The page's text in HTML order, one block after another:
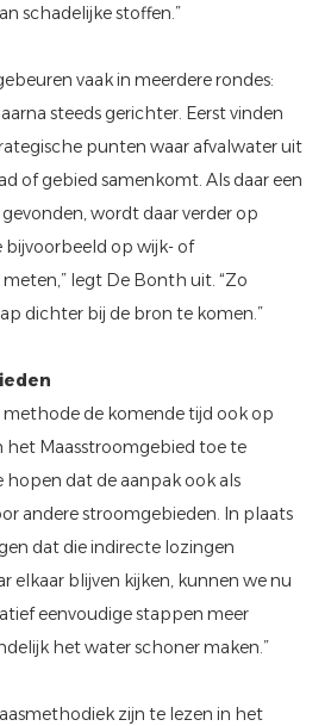
schadelijke stoffen.”
vaak in meerdere rondes:
steeds gerichter. Eerst vinden
punten waar afvalwater uit
of gebied samenkomt. Als daar een
wordt daar verder op
bijvoorbeeld op wijk- of
legt De Bonth uit. “Zo
dichter bij de bron te komen.”
methode de komende tijd ook op
het Maasstroomgebied toe te
hopen dat de aanpak ook als
andere stroomgebieden. In plaats
dat die indirecte lozingen
elkaar blijven kijken, kunnen we nu
eenvoudige stappen meer
het water schoner maken.”
zijn te lezen in het